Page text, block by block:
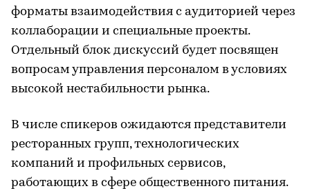
форматы взаимодействия с аудиторией через
коллаборации и специальные проекты.
Отдельный блок дискуссий будет посвящен
вопросам управления персоналом в условиях
высокой нестабильности рынка.
В числе спикеров ожидаются представители
ресторанных групп, технологических
компаний и профильных сервисов,
работающих в сфере общественного питания.